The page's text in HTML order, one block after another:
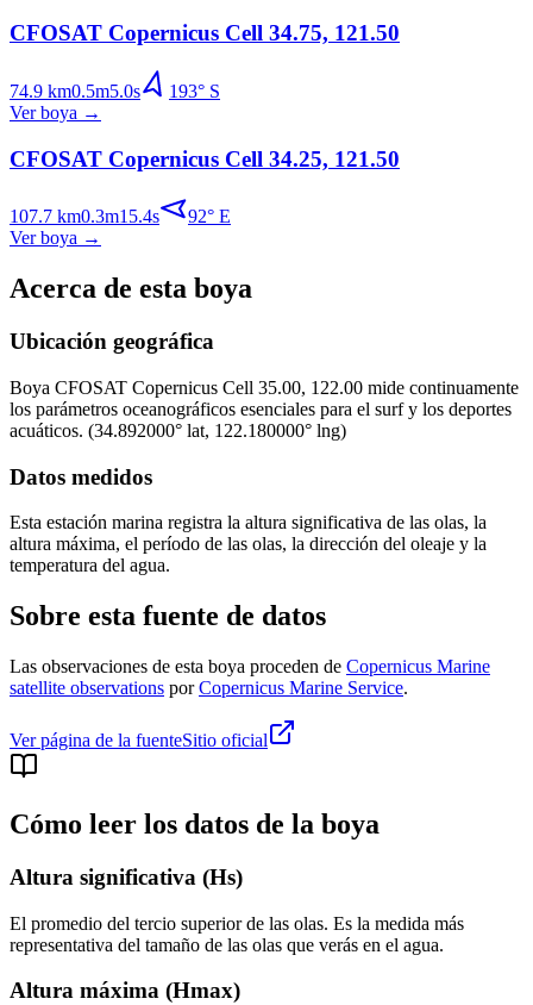
CFOSAT Copernicus Cell 34.75, 121.50
74.9 km0.5m5.0s 193° S
Ver boya →
CFOSAT Copernicus Cell 34.25, 121.50
107.7 km0.3m15.4s 92° E
Ver boya →
Acerca de esta boya
Ubicación geográfica
Boya CFOSAT Copernicus Cell 35.00, 122.00 mide continuamente
los parámetros oceanográficos esenciales para el surf y los deportes
acuáticos. (34.892000° lat, 122.180000° lng)
Datos medidos
Esta estación marina registra la altura significativa de las olas, la
altura máxima, el período de las olas, la dirección del oleaje y la
temperatura del agua.
Sobre esta fuente de datos
Las observaciones de esta boya proceden de Copernicus Marine
satellite observations por Copernicus Marine Service.
Ver página de la fuenteSitio oficial
Cómo leer los datos de la boya
Altura significativa (Hs)
El promedio del tercio superior de las olas. Es la medida más
representativa del tamaño de las olas que verás en el agua.
Altura máxima (Hmax)